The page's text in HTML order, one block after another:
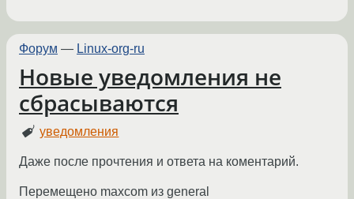
Форум — Linux-org-ru
Новые уведомления не
сбрасываются
уведомления
Даже после прочтения и ответа на коментарий.
Перемещено maxcom из general